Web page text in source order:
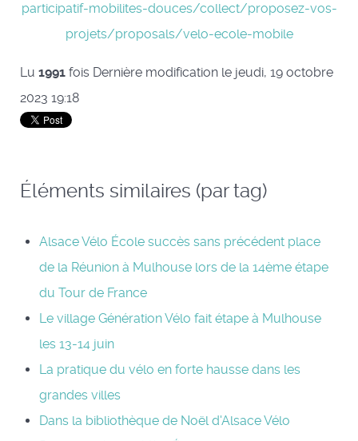
participatif-mobilites-douces/collect/proposez-vos-
projets/proposals/velo-ecole-mobile
Lu 1991 fois Dernière modification le jeudi, 19 octobre
2023 19:18
Éléments similaires (par tag)
Alsace Vélo École succès sans précédent place
de la Réunion à Mulhouse lors de la 14ème étape
du Tour de France
Le village Génération Vélo fait étape à Mulhouse
les 13-14 juin
La pratique du vélo en forte hausse dans les
grandes villes
Dans la bibliothèque de Noël d'Alsace Vélo